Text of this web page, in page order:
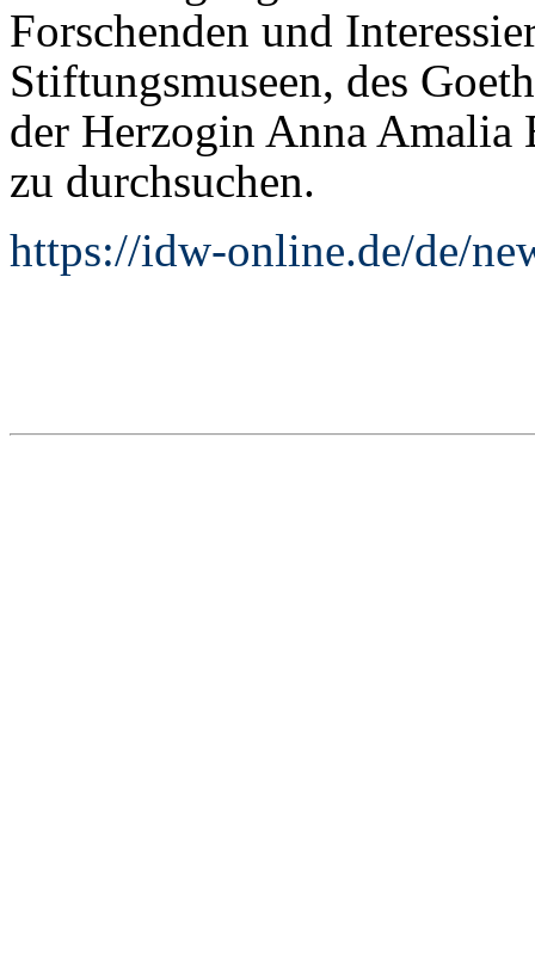
Forschenden und
Stiftungsmuseen, des
der Herzogin Anna
zu durchsuchen.
https://idw-online.de/de/